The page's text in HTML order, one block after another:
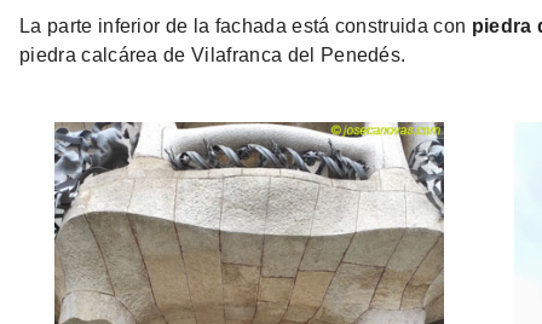
La parte inferior de la fachada está construida con piedra
piedra calcárea de Vilafranca del Penedés.